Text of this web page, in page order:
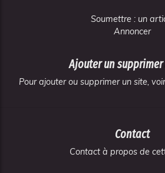
Soumettre : un
Annoncer
Ajouter un
Pour ajouter ou supprimer un site,
Contact
Contact à propos de